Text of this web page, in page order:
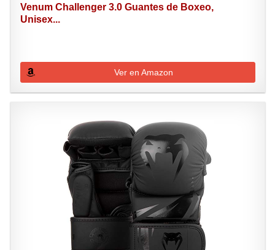
Venum Challenger 3.0 Guantes de Boxeo,
Unisex...
Ver en Amazon